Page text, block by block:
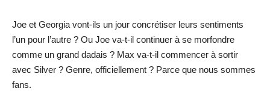
Joe et Georgia vont-ils un jour concrétiser leurs sentiments
l’un pour l’autre ? Ou Joe va-t-il continuer à se morfondre
comme un grand dadais ? Max va-t-il commencer à sortir
avec Silver ? Genre, officiellement ? Parce que nous sommes
fans.